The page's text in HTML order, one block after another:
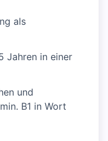
als
Jahren in einer
und
B1 in Wort